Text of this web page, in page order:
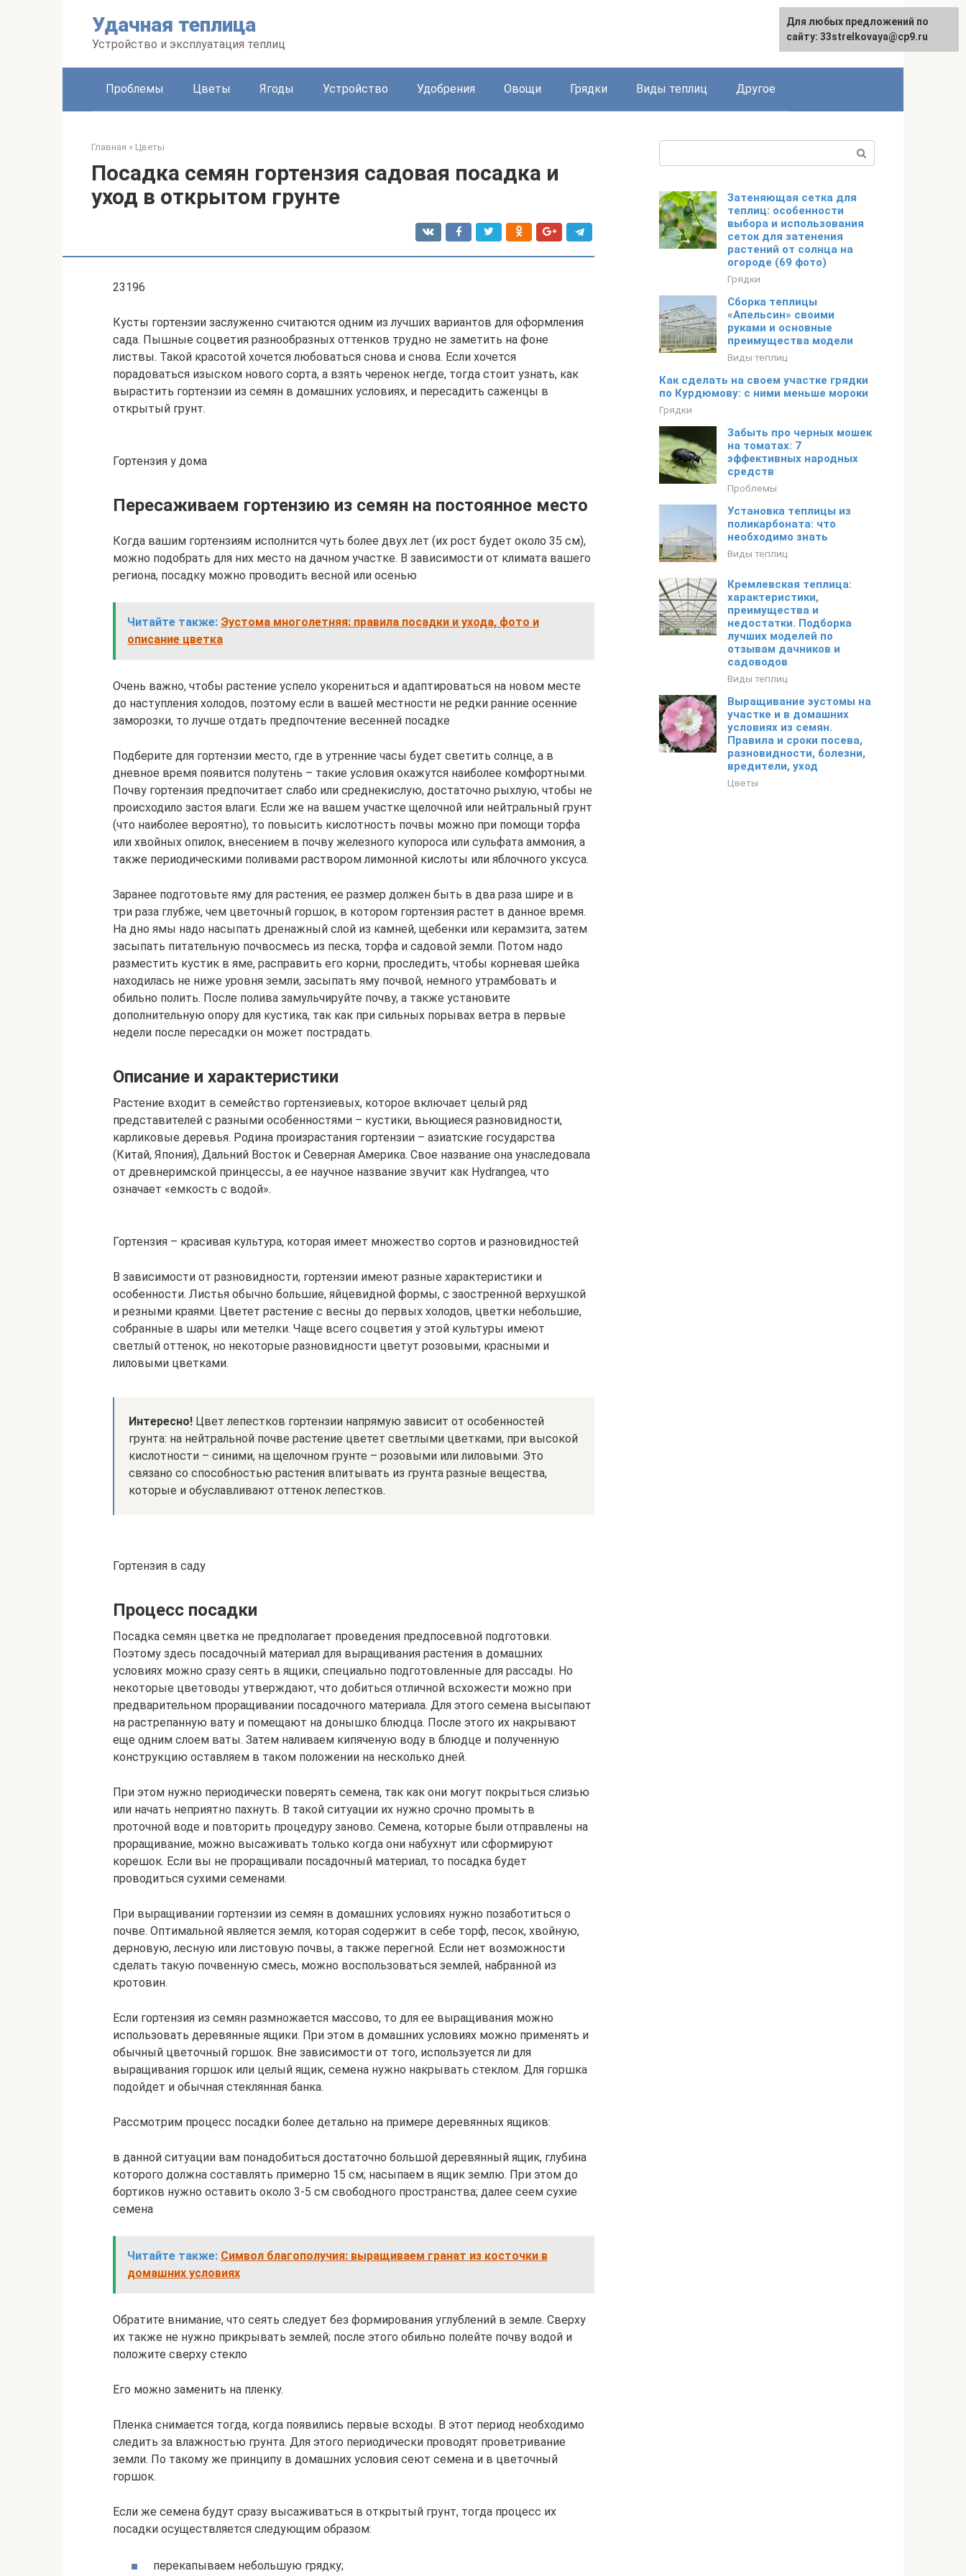
Удачная теплица
Устройство и эксплуатация теплиц
Проблемы Цветы Ягоды Устройство Удобрения Овощи Грядки Виды теплиц Другое
Главная » Цветы
Посадка семян гортензия садовая посадка и
уход в открытом грунте
23196
Кусты гортензии заслуженно считаются одним из лучших вариантов для оформления
сада. Пышные соцветия разнообразных оттенков трудно не заметить на фоне
листвы. Такой красотой хочется любоваться снова и снова. Если хочется
порадоваться изыском нового сорта, а взять черенок негде, тогда стоит узнать, как
вырастить гортензии из семян в домашних условиях, и пересадить саженцы в
открытый грунт.
Гортензия у дома
Пересаживаем гортензию из семян на постоянное место
Когда вашим гортензиям исполнится чуть более двух лет (их рост будет около 35 см),
можно подобрать для них место на дачном участке. В зависимости от климата вашего
региона, посадку можно проводить весной или осенью
Читайте также: Эустома многолетняя: правила посадки и ухода, фото и
описание цветка
Очень важно, чтобы растение успело укорениться и адаптироваться на новом месте
до наступления холодов, поэтому если в вашей местности не редки ранние осенние
заморозки, то лучше отдать предпочтение весенней посадке
Подберите для гортензии место, где в утренние часы будет светить солнце, а в
дневное время появится полутень – такие условия окажутся наиболее комфортными.
Почву гортензия предпочитает слабо или среднекислую, достаточно рыхлую, чтобы не
происходило застоя влаги. Если же на вашем участке щелочной или нейтральный грунт
(что наиболее вероятно), то повысить кислотность почвы можно при помощи торфа
или хвойных опилок, внесением в почву железного купороса или сульфата аммония, а
также периодическими поливами раствором лимонной кислоты или яблочного уксуса.
Заранее подготовьте яму для растения, ее размер должен быть в два раза шире и в
три раза глубже, чем цветочный горшок, в котором гортензия растет в данное время.
На дно ямы надо насыпать дренажный слой из камней, щебенки или керамзита, затем
засыпать питательную почвосмесь из песка, торфа и садовой земли. Потом надо
разместить кустик в яме, расправить его корни, проследить, чтобы корневая шейка
находилась не ниже уровня земли, засыпать яму почвой, немного утрамбовать и
обильно полить. После полива замульчируйте почву, а также установите
дополнительную опору для кустика, так как при сильных порывах ветра в первые
недели после пересадки он может пострадать.
Описание и характеристики
Растение входит в семейство гортензиевых, которое включает целый ряд
представителей с разными особенностями – кустики, вьющиеся разновидности,
карликовые деревья. Родина произрастания гортензии – азиатские государства
(Китай, Япония), Дальний Восток и Северная Америка. Свое название она унаследовала
от древнеримской принцессы, а ее научное название звучит как Hydrangea, что
означает «емкость с водой».
Гортензия – красивая культура, которая имеет множество сортов и разновидностей
В зависимости от разновидности, гортензии имеют разные характеристики и
особенности. Листья обычно большие, яйцевидной формы, с заостренной верхушкой
и резными краями. Цветет растение с весны до первых холодов, цветки небольшие,
собранные в шары или метелки. Чаще всего соцветия у этой культуры имеют
светлый оттенок, но некоторые разновидности цветут розовыми, красными и
лиловыми цветками.
Интересно! Цвет лепестков гортензии напрямую зависит от особенностей
грунта: на нейтральной почве растение цветет светлыми цветками, при высокой
кислотности – синими, на щелочном грунте – розовыми или лиловыми. Это
связано со способностью растения впитывать из грунта разные вещества,
которые и обуславливают оттенок лепестков.
Гортензия в саду
Процесс посадки
Посадка семян цветка не предполагает проведения предпосевной подготовки.
Поэтому здесь посадочный материал для выращивания растения в домашних
условиях можно сразу сеять в ящики, специально подготовленные для рассады. Но
некоторые цветоводы утверждают, что добиться отличной всхожести можно при
предварительном проращивании посадочного материала. Для этого семена высыпают
на растрепанную вату и помещают на донышко блюдца. После этого их накрывают
еще одним слоем ваты. Затем наливаем кипяченую воду в блюдце и полученную
конструкцию оставляем в таком положении на несколько дней.
При этом нужно периодически поверять семена, так как они могут покрыться слизью
или начать неприятно пахнуть. В такой ситуации их нужно срочно промыть в
проточной воде и повторить процедуру заново. Семена, которые были отправлены на
проращивание, можно высаживать только когда они набухнут или сформируют
корешок. Если вы не проращивали посадочный материал, то посадка будет
проводиться сухими семенами.
При выращивании гортензии из семян в домашних условиях нужно позаботиться о
почве. Оптимальной является земля, которая содержит в себе торф, песок, хвойную,
дерновую, лесную или листовую почвы, а также перегной. Если нет возможности
сделать такую почвенную смесь, можно воспользоваться землей, набранной из
кротовин.
Если гортензия из семян размножается массово, то для ее выращивания можно
использовать деревянные ящики. При этом в домашних условиях можно применять и
обычный цветочный горшок. Вне зависимости от того, используется ли для
выращивания горшок или целый ящик, семена нужно накрывать стеклом. Для горшка
подойдет и обычная стеклянная банка.
Рассмотрим процесс посадки более детально на примере деревянных ящиков:
в данной ситуации вам понадобиться достаточно большой деревянный ящик, глубина
которого должна составлять примерно 15 см; насыпаем в ящик землю. При этом до
бортиков нужно оставить около 3-5 см свободного пространства; далее сеем сухие
семена
Читайте также: Символ благополучия: выращиваем гранат из косточки в
домашних условиях
Обратите внимание, что сеять следует без формирования углублений в земле. Сверху
их также не нужно прикрывать землей; после этого обильно полейте почву водой и
положите сверху стекло
Его можно заменить на пленку.
Пленка снимается тогда, когда появились первые всходы. В этот период необходимо
следить за влажностью грунта. Для этого периодически проводят проветривание
земли. По такому же принципу в домашних условия сеют семена и в цветочный
горшок.
Если же семена будут сразу высаживаться в открытый грунт, тогда процесс их
посадки осуществляется следующим образом:
перекапываем небольшую грядку;
Затеняющая сетка для
теплиц: особенности
выбора и использования
сеток для затенения
растений от солнца на
огороде (69 фото)
Грядки
Сборка теплицы
«Апельсин» своими
руками и основные
преимущества модели
Виды теплиц
Как сделать на своем участке грядки
по Курдюмову: с ними меньше мороки
Грядки
Забыть про черных мошек
на томатах: 7
эффективных народных
средств
Проблемы
Установка теплицы из
поликарбоната: что
необходимо знать
Виды теплиц
Кремлевская теплица:
характеристики,
преимущества и
недостатки. Подборка
лучших моделей по
отзывам дачников и
садоводов
Виды теплиц
Выращивание эустомы на
участке и в домашних
условиях из семян.
Правила и сроки посева,
разновидности, болезни,
вредители, уход
Цветы
Для любых предложений по
сайту: 33strelkovaya@cp9.ru